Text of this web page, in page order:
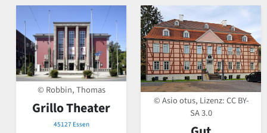
© Robbin, Thomas
Grillo Theater
45127 Essen
© Asio otus, Lizenz:CC BY-
SA 3.0